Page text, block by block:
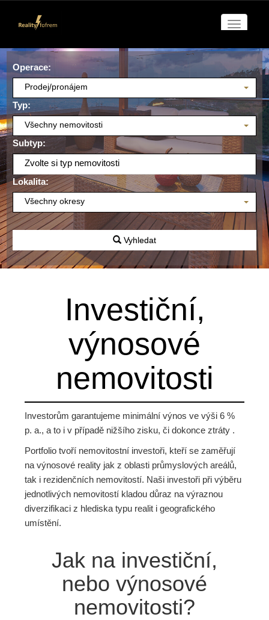
Operace:
Prodej/pronájem
Typ:
Všechny nemovitosti
Subtyp:
Zvolte si typ nemovitosti
Lokalita:
Všechny okresy
Vyhledat
Investiční,
výnosové
nemovitosti
Investorům garantujeme minimální výnos ve výši 6 %
p. a., a to i v případě nižšího zisku, či dokonce ztráty .
Portfolio tvoří nemovitostní investoři, kteří se zaměřují
na výnosové reality jak z oblasti průmyslových areálů,
tak i rezidenčních nemovitostí. Naši investoři při výběru
jednotlivých nemovitostí kladou důraz na výraznou
diverzifikaci z hlediska typu realit i geografického
umístění.
Jak na investiční,
nebo výnosové
nemovitosti?